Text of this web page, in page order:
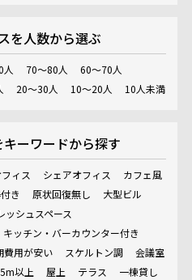
を人数から選ぶ
人 70～80人
60～70人
20～30人 10～20人 10人未満
キーワードから探す
ィス シェアオフィス
カフェ風
き 原状回復無し
大型ビル
ッシュスペース
キッチン・バーカウンター付き
費用が安い スケルトン調
会議室
以上 屋上 テラス
一棟貸し